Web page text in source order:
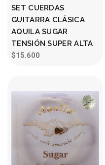
SET CUERDAS
GUITARRA CLÁSICA
AQUILA SUGAR
TENSIÓN SUPER ALTA
$15.600